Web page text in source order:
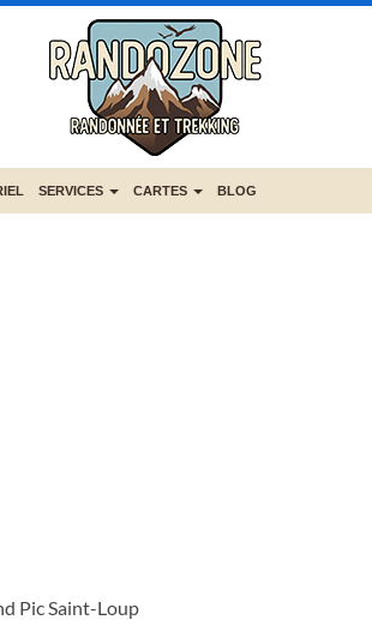
SERVICES CARTES BLOG
Pic Saint-Loup